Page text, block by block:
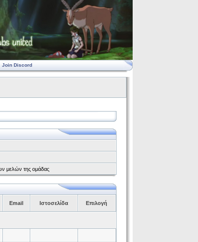
Join Discord
μελών της ομάδας
Email Ιστοσελίδα Επιλογή